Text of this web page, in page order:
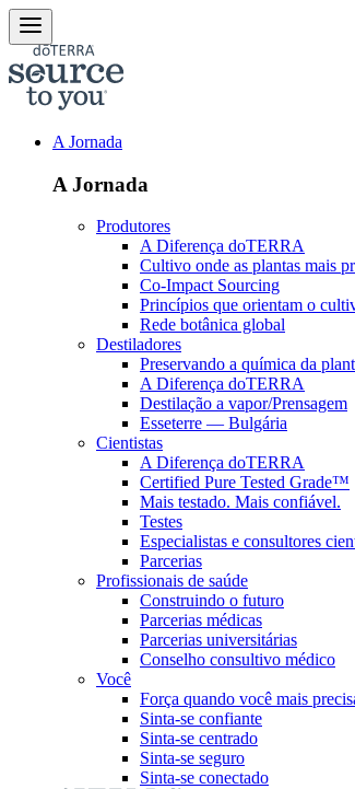
A Jornada
A Jornada
Produtores
A Diferença doTERRA
Cultivo onde as plantas mais
Co-Impact Sourcing
Princípios que orientam o
Rede botânica global
Destiladores
Preservando a química da
A Diferença doTERRA
Destilação a vapor/Prensagem
Esseterre — Bulgária
Cientistas
A Diferença doTERRA
Certified Pure Tested Grade™
Mais testado. Mais confiável.
Testes
Especialistas e consultores
Parcerias
Profissionais de saúde
Construindo o futuro
Parcerias médicas
Parcerias universitárias
Conselho consultivo médico
Você
Força quando você mais
Sinta-se confiante
Sinta-se centrado
Sinta-se seguro
Sinta-se conectado